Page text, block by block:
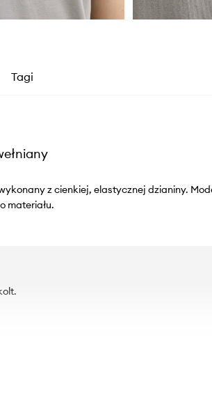
Tagi
z cienkiej, elastycznej dzianiny.
materiału.